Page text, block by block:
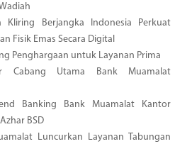
Kliring Berjangka Indonesia Perkuat
Fisik Emas Secara Digital
Penghargaan untuk Layanan Prima
Cabang Utama Bank Muamalat
Banking Bank Muamalat Kantor
BSD
Luncurkan Layanan Tabungan